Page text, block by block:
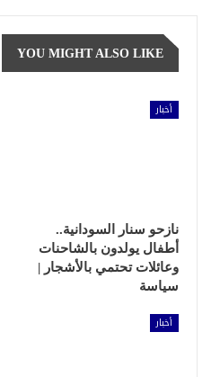
YOU MIGHT ALSO LIKE
أخبار
نازحو سنار السودانية..
أطفال يولدون بالشاحنات
وعائلات تحتمي بالأشجار |
سياسة
أخبار